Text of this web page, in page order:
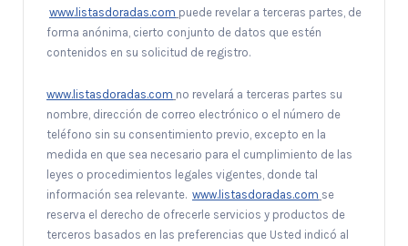
www.listasdoradas.com puede revelar a terceras partes, de
forma anónima, cierto conjunto de datos que estén
contenidos en su solicitud de registro.
www.listasdoradas.com no revelará a terceras partes su
nombre, dirección de correo electrónico o el número de
teléfono sin su consentimiento previo, excepto en la
medida en que sea necesario para el cumplimiento de las
leyes o procedimientos legales vigentes, donde tal
información sea relevante. www.listasdoradas.com se
reserva el derecho de ofrecerle servicios y productos de
terceros basados en las preferencias que Usted indicó al